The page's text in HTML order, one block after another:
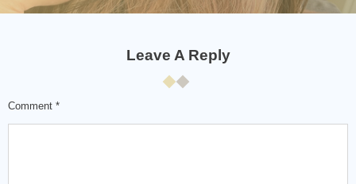
Leave A Reply
Comment *